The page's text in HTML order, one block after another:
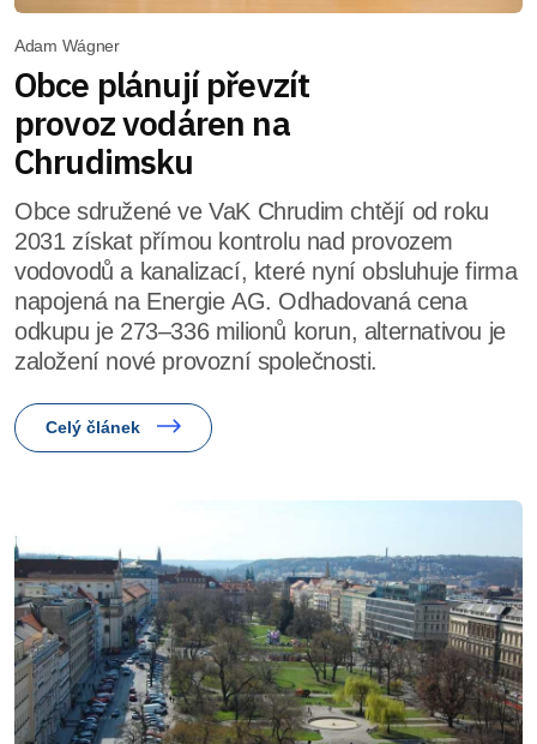
Adam Wágner
Obce plánují převzít
provoz vodáren na
Chrudimsku
Obce sdružené ve VaK Chrudim chtějí od roku
2031 získat přímou kontrolu nad provozem
vodovodů a kanalizací, které nyní obsluhuje firma
napojená na Energie AG. Odhadovaná cena
odkupu je 273–336 milionů korun, alternativou je
založení nové provozní společnosti.
Celý článek